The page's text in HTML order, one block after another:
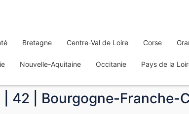
Bretagne Centre-Val de Loire Corse
Nouvelle-Aquitaine Occitanie Pays de la
| 42 | Bourgogne-